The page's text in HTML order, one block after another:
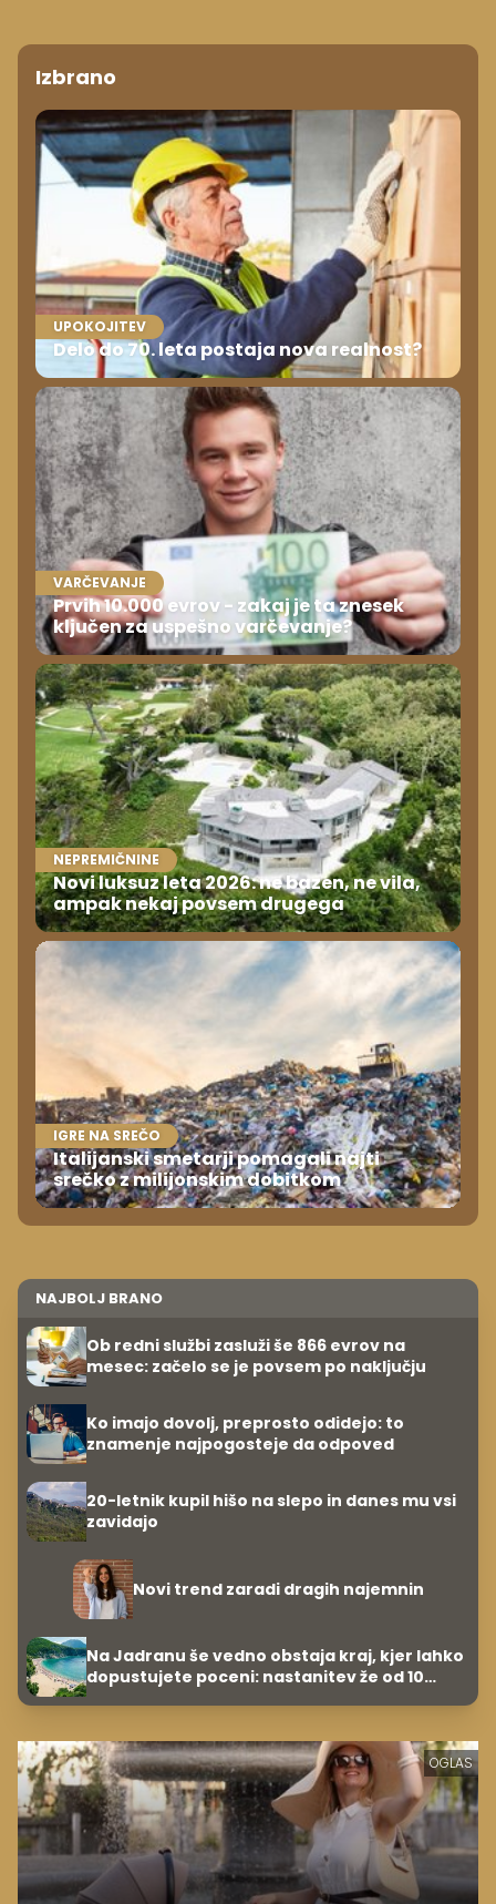
Izbrano
UPOKOJITEV
Delo do 70. leta postaja nova realnost?
VARČEVANJE
Prvih 10.000 evrov - zakaj je ta znesek
ključen za uspešno varčevanje?
NEPREMIČNINE
Novi luksuz leta 2026: ne bazen, ne vila,
ampak nekaj povsem drugega
IGRE NA SREČO
Italijanski smetarji pomagali najti
srečko z milijonskim dobitkom
NAJBOLJ BRANO
Ob redni službi zasluži še 866 evrov na
mesec: začelo se je povsem po naključju
Ko imajo dovolj, preprosto odidejo: to
znamenje najpogosteje da odpoved
20-letnik kupil hišo na slepo in danes mu vsi
zavidajo
Novi trend zaradi dragih najemnin
Na Jadranu še vedno obstaja kraj, kjer lahko
dopustujete poceni: nastanitev že od 10
OGLAS